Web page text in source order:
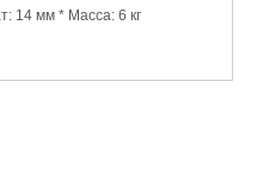
14 мм * Масса: 6 кг